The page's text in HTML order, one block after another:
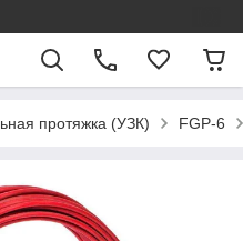
протяжка (УЗК) FGP-6